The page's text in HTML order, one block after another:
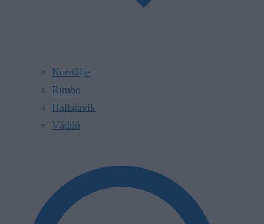
Norrtälje
Rimbo
Hallstavik
Väddö